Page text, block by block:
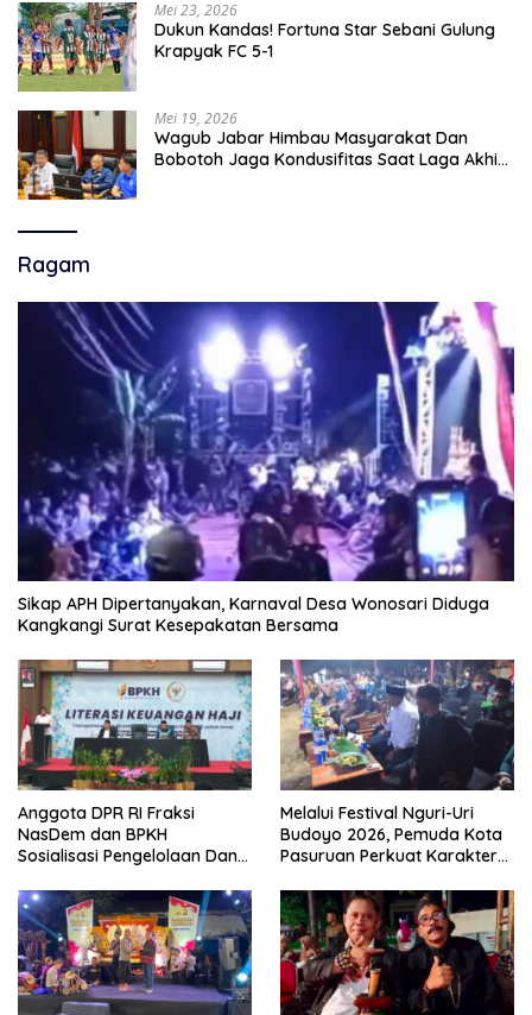
Mei 23, 2026
Dukun Kandas! Fortuna Star Sebani Gulung
Krapyak FC 5-1
Mei 19, 2026
Wagub Jabar Himbau Masyarakat Dan
Bobotoh Jaga Kondusifitas Saat Laga Akhir
Ragam
Sikap APH Dipertanyakan, Karnaval Desa Wonosari Diduga
Kangkangi Surat Kesepakatan Bersama
Anggota DPR RI Fraksi
NasDem dan BPKH
Sosialisasi Pengelolaan Dana
Melalui Festival Nguri-Uri
Budoyo 2026, Pemuda Kota
Pasuruan Perkuat Karakter
Narkoba